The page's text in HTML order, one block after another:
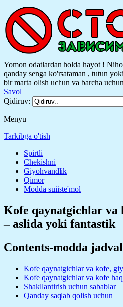
Yomon odatlardan holda hayot !
qanday senga ko'rsataman , tutun
bir marta olish uchun va barcha
Savol
Qidiruv:
Menyu
Tarkibga o'tish
Spirtli
Chekishni
Giyohvandlik
Qimor
Modda suiiste'mol
Kofe qaynatgichlar va
– aslida yoki fantastik
Contents-modda
Kofe qaynatgichlar va kofe,
Kofe qaynatgichlar va kofe
Shakllantirish uchun sabablar
Qanday saqlab qolish uchun